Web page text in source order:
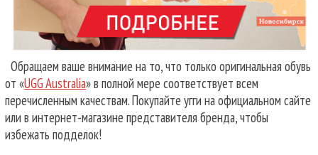
Обращаем ваше внимание на то, что только оригинальная обувь
от «UGG Australia» в полной мере соответствует всем
перечисленным качествам. Покупайте угги на официальном сайте
или в интернет-магазине представителя бренда, чтобы
избежать подделок!